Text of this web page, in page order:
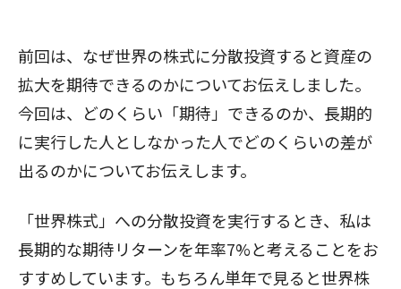
前回は、なぜ世界の株式に分散投資すると資産の
拡大を期待できるのかについてお伝えしました。
今回は、どのくらい「期待」できるのか、長期的
に実行した人としなかった人でどのくらいの差が
出るのかについてお伝えします。
「世界株式」への分散投資を実行するとき、私は
長期的な期待リターンを年率7%と考えることをお
すすめしています。もちろん単年で見ると世界株